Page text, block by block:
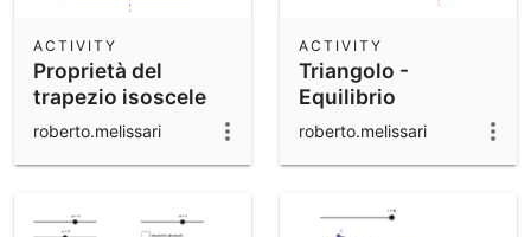
Proprietà del
trapezio isoscele
ACTIVITY
roberto.melissari
Triangolo -
Equilibrio
ACTIVITY
roberto.melissari